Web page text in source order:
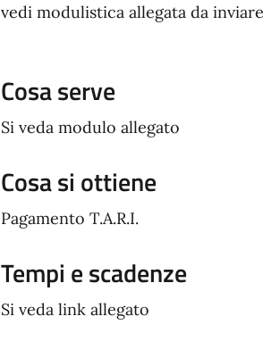
vedi modulistica allegata da
Cosa serve
Si veda modulo allegato
Cosa si ottiene
Pagamento T.A.R.I.
Tempi e scadenze
Si veda link allegato